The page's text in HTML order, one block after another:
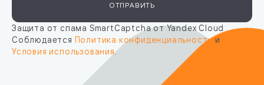
ОТПРАВИТЬ
Защита от спама SmartCaptcha от Yandex Cloud
Соблюдается Политика конфиденциальностии
Условия использования.